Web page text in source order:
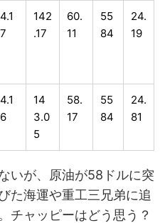
4.1
7
142
.17
60.
11
55
84
24.
19
4.1
6
14
3.0
5
58.
17
55
84
24.
81
いが、原油が58ドルに突
た海運や重工三兄弟に追
チャッピーはどう思う？